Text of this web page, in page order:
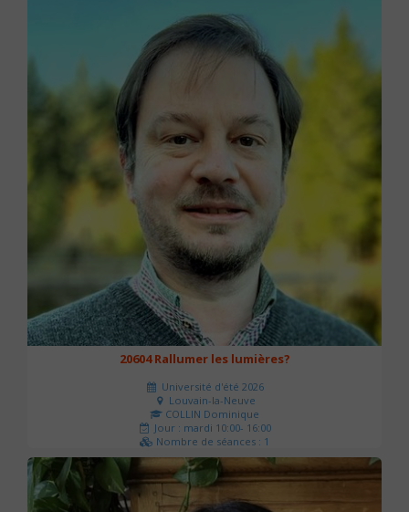
20604 Rallumer les lumières?
Université d'été 2026
Louvain-la-Neuve
COLLIN Dominique
Jour : mardi 10:00- 16:00
Nombre de séances : 1
60 €